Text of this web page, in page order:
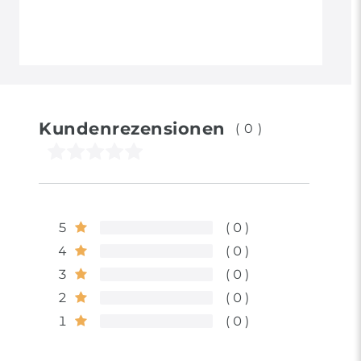
Kundenrezensionen (0)
5
0
4
0
3
0
2
0
1
0